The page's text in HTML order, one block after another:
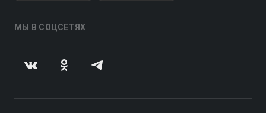
МЫ В СОЦСЕТЯХ